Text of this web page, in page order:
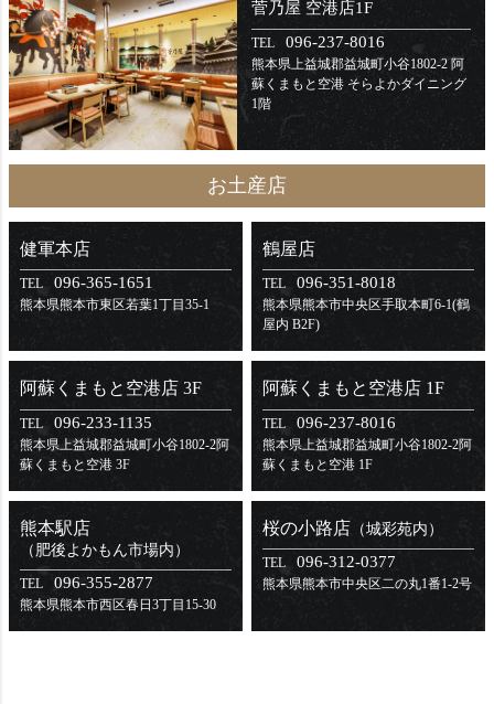
菅乃屋 空港店1F
TEL 096-237-8016
熊本県上益城郡益城町小谷1802-2 阿
蘇くまもと空港 そらよかダイニング
1階
お土産店
健軍本店
TEL 096-365-1651
熊本県熊本市東区若葉1丁目35-1
鶴屋店
TEL 096-351-8018
熊本県熊本市中央区手取本町6-1(鶴
屋内 B2F)
阿蘇くまもと空港店 3F
TEL 096-233-1135
熊本県上益城郡益城町小谷1802-2阿
蘇くまもと空港 3F
阿蘇くまもと空港店 1F
TEL 096-237-8016
熊本県上益城郡益城町小谷1802-2阿
蘇くまもと空港 1F
熊本駅店
（肥後よかもん市場内）
TEL 096-355-2877
熊本県熊本市西区春日3丁目15-30
桜の小路店 （城彩苑内）
TEL 096-312-0377
熊本県熊本市中央区二の丸1番1-2号